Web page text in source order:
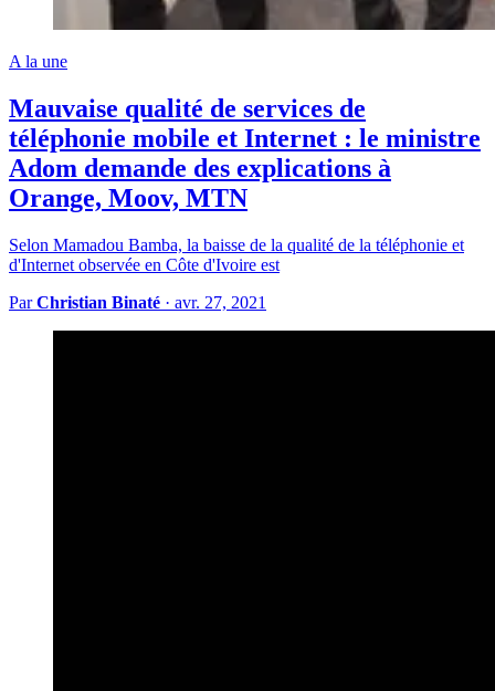
A la une
Mauvaise qualité de services de
téléphonie mobile et Internet : le ministre
Adom demande des explications à
Orange, Moov, MTN
Selon Mamadou Bamba, la baisse de la qualité de la téléphonie et
d'Internet observée en Côte d'Ivoire est
ParChristian Binaté · avr. 27, 2021